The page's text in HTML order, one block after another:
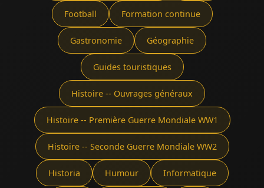
Football Formation continue
Gastronomie Géographie
Guides touristiques
Histoire -- Ouvrages généraux
Histoire -- Première Guerre Mondiale WW1
Histoire -- Seconde Guerre Mondiale WW2
Historia Humour Informatique